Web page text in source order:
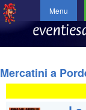
Menu
Mercatini a